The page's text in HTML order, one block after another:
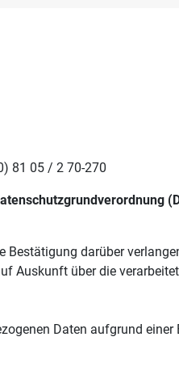
81 05 / 2 70-270
Bestätigung darüber
Auskunft über die
Daten aufgrund